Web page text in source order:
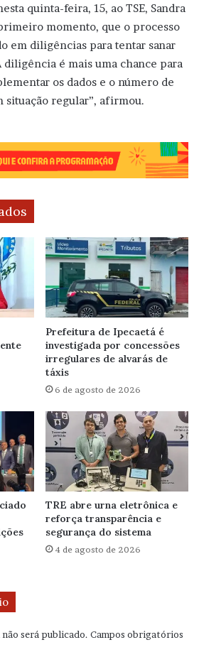
quinta-feira, 15, ao TSE, Sandra
momento, que o processo
em diligências para tentar sanar
diligência é mais uma chance para
os dados e o número de
situação regular”, afirmou.
Prefeitura de Ipecaetá é
investigada por concessões
irregulares de alvarás de
táxis
6 de agosto de 2026
TRE abre urna eletrônica e
reforça transparência e
segurança do sistema
4 de agosto de 2026
não será publicado. Campos obrigatórios